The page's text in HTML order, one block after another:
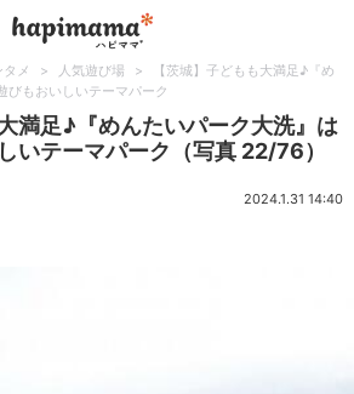
メ > 人気遊び場 >
【茨城】子どもも大満足♪『め
びもおいしいテーマパーク
満足♪『めんたいパーク大洗』は
いテーマパーク（写真 22/76）
2024.1.31 14:40